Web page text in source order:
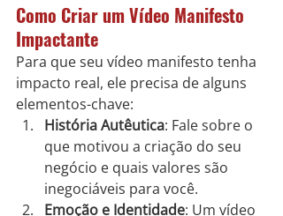
Como Criar um Vídeo Manifesto
Impactante
Para que seu vídeo manifesto tenha
impacto real, ele precisa de alguns
elementos-chave:
História Autêutica: Fale sobre o
que motivou a criação do seu
negócio e quais valores são
inegociáveis para você.
Emoção e Identidade: Um vídeo